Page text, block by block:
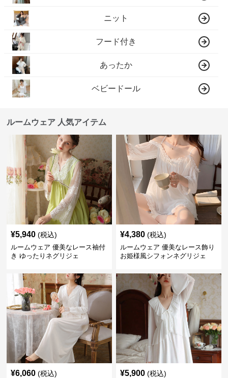
ニット
フード付き
あったか
ベビードール
ルームウェア 人気アイテム
¥5,940 (税込)
ルームウェア 優美なレース袖付
き ゆったりネグリジェ
¥4,380 (税込)
ルームウェア 優美なレース飾り
お姫様風シフォンネグリジェ
¥6,060 (税込) ¥5,900 (税込)